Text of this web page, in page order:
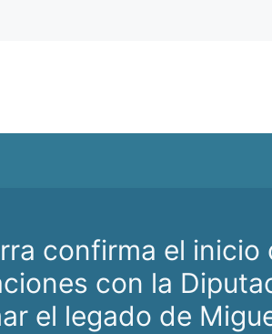
confirma el inicio
con la
el legado de